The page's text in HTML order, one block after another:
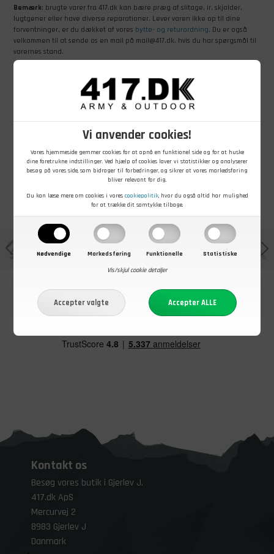
Vi anvender cookies!
Vores hjemmeside gemmer cookies for at opnå en funktionel side og for at huske
dine foretrukne indstillinger. Ved hjælp af cookies laver vi statistikker og analyserer
besøg på vores side, som bidrager til forbedringer, og sikrer at vores markedsføring
bliver relevant for dig.
Du kan læse mere om cookies i vores cookiepolitik, hvor du også altid har mulighed
for at trække dit samtykke tilbage.
Nødvendige Markedsføring Funktionelle
Statistiske
Vis/skjul cookie detaljer
Bemærk: brugte varer fra 417.dk kan bære præg af slitage, ir, skjolder,
lugtgener eller have diverse reparationer. Lever varen ikke op til dine
forventninger, er du dækket af vores bytte- og returordning. Du er også
velkommen til at sende os en mail på mail@417.dk, hvis du har spørgsmål til
varernes stand.
66 cm
76 cm
86 cm
XL
96 cm
106 cm
Kontakt os
Besøg vores butik i Gjerlev J.
417.dk ApS
Mercurvej 2
8983 Gjerlev J
Danmark